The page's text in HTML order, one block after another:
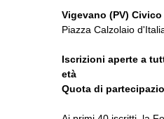
Vigevano (PV)
Piazza Calzolaio
Iscrizioni aperte a
età
Quota di